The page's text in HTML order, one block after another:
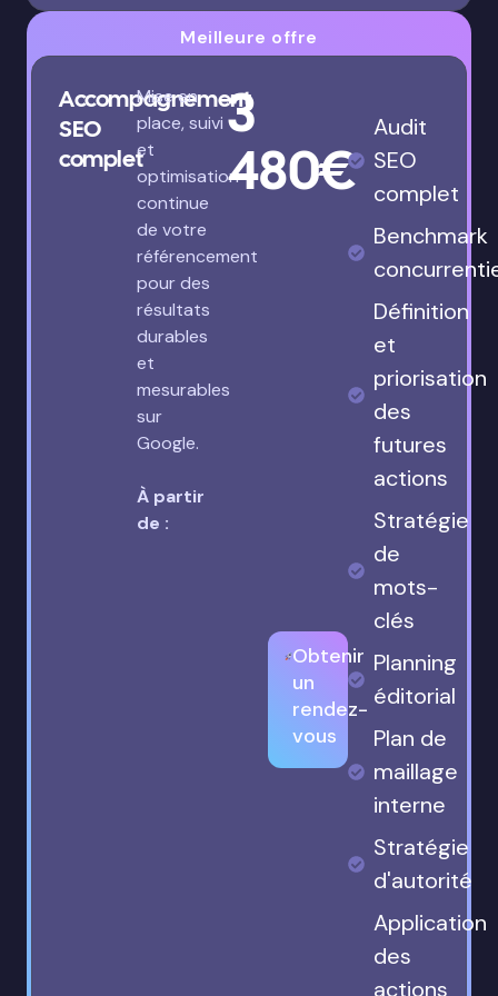
Meilleure offre
Accompagnement
SEO
complet
Mise en
place, suivi
et
optimisation
continue
de votre
référencement
pour des
résultats
durables
et
mesurables
sur
Google.
À partir
de :
3
480€
Obtenir
un
rendez-
vous
Audit
SEO
complet
Benchmark
Définition
et
priorisation
des
futures
actions
Stratégie
de
mots-
clés
Planning
éditorial
Plan de
maillage
interne
Stratégie
d'autorité
Application
des
actions